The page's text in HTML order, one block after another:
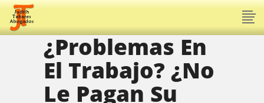
¿Problemas En
El Trabajo? ¿No
Le Pagan Su